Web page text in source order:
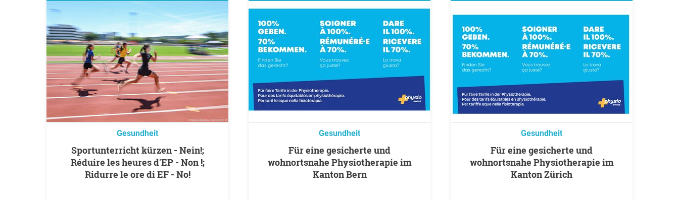
Gesundheit
Sportunterricht kürzen - Nein!;
Réduire les heures d'EP - Non !;
Ridurre le ore di EF - No!
Gesundheit
Für eine gesicherte und
wohnortsnahe Physiotherapie im
Kanton Bern
Gesundheit
Für eine gesicherte und
wohnortsnahe Physiotherapie im
Kanton Zürich